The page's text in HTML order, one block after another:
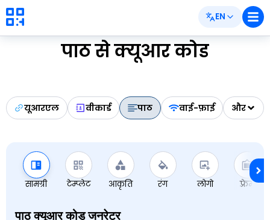
EN
पाठ से क्यूआर कोड
यूआरएल वीकार्ड पाठ वाई-फ़ाई और
सामग्री टेम्प्लेट आकृति रंग लोगो फ़्रेम
पाठ क्यूआर कोड जनरेटर